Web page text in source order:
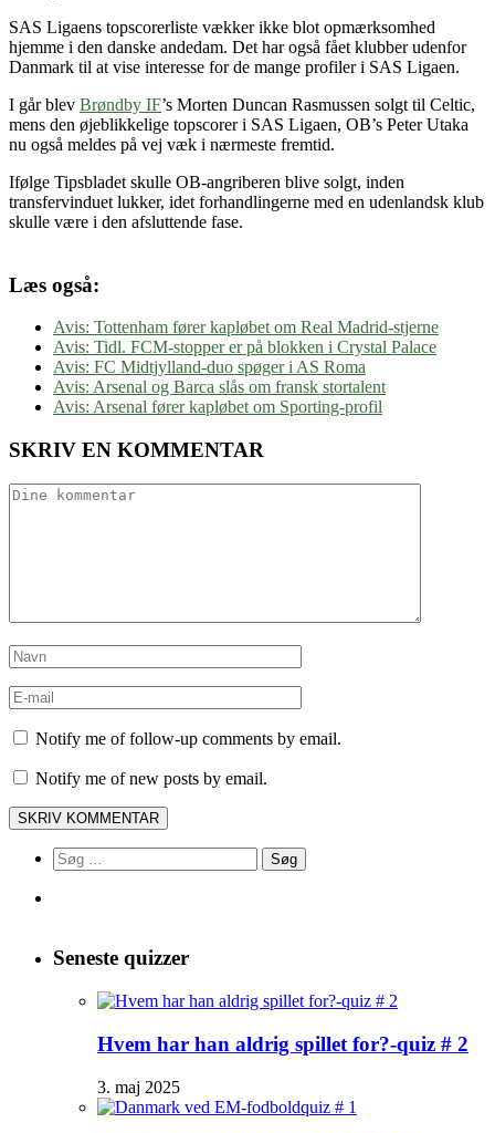
SAS Ligaens topscorerliste vækker ikke blot opmærksomhed
hjemme i den danske andedam. Det har også fået klubber udenfor
Danmark til at vise interesse for de mange profiler i SAS Ligaen.
I går blev Brøndby IF’s Morten Duncan Rasmussen solgt til Celtic,
mens den øjeblikkelige topscorer i SAS Ligaen, OB’s Peter Utaka
nu også meldes på vej væk i nærmeste fremtid.
Ifølge Tipsbladet skulle OB-angriberen blive solgt, inden
transfervinduet lukker, idet forhandlingerne med en udenlandsk klub
skulle være i den afsluttende fase.
Læs også:
Avis: Tottenham fører kapløbet om Real Madrid-stjerne
Avis: Tidl. FCM-stopper er på blokken i Crystal Palace
Avis: FC Midtjylland-duo spøger i AS Roma
Avis: Arsenal og Barca slås om fransk stortalent
Avis: Arsenal fører kapløbet om Sporting-profil
SKRIV EN KOMMENTAR
Notify me of follow-up comments by email.
Notify me of new posts by email.
Søg
efter:
Seneste quizzer
Hvem har han aldrig spillet for?-quiz # 2
3. maj 2025